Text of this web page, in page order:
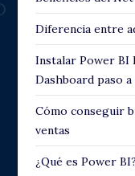
Diferencia entre
Instalar Power
Dashboard paso a
Cómo conseguir
ventas
¿Qué es Power BI?